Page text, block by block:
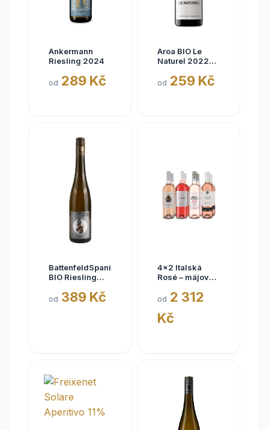
Ankermann
Riesling 2024
od 289 Kč
Aroa BIO Le
Naturel 2022
Navarra, bez
od 259 Kč
BattenfeldSpanier
BIO Riesling
2025,
od 389 Kč
4x2 Italská
Rosé – májové
od 2 312
Kč